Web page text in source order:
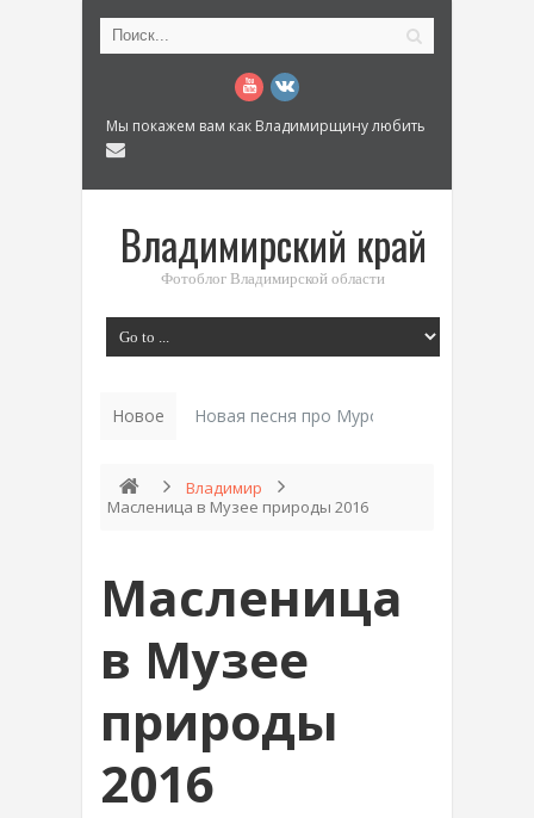
Мы покажем вам как Владимирщину любить
Владимирский край
Фотоблог Владимирской области
Новое Новая песня про Муром: «Былинный
Владимир
Масленица в Музее природы 2016
Масленица
в Музее
природы
2016